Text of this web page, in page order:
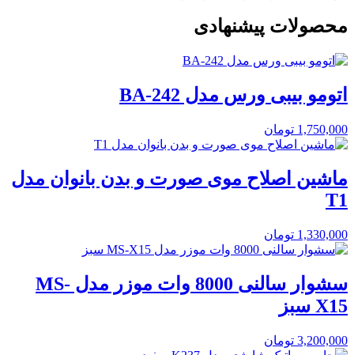
محصولات پیشنهادی
اتومو بیبی ورس مدل BA-242
1,750,000 تومان
ماشین اصلاح موی صورت و بدن بانوان مدل
T1
1,330,000 تومان
سشوار سالنی 8000 وات موزر مدل MS-
X15 سبز
3,200,000 تومان